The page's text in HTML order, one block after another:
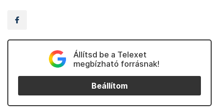
Állítsd be a Telexet
megbízható forrásnak!
Beállítom